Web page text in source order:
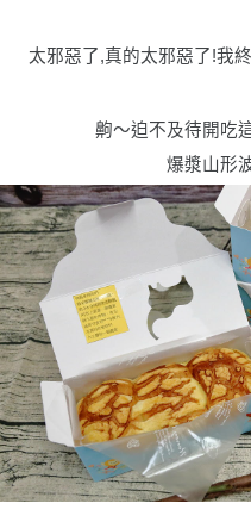
太邪惡了,真的太邪惡了!我
齁〜迫不及待開吃
爆漿山形